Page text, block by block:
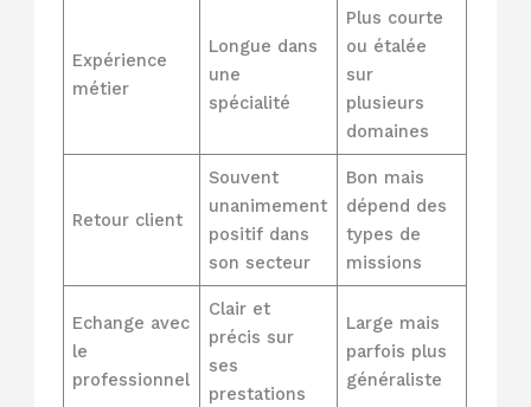
Expérience
métier
Longue dans
une
spécialité
Plus courte
ou étalée
sur
plusieurs
domaines
Retour client
Souvent
unanimement
positif dans
son secteur
Bon mais
dépend des
types de
missions
Echange avec
le
professionnel
Clair et
précis sur
ses
prestations
Large mais
parfois plus
généraliste